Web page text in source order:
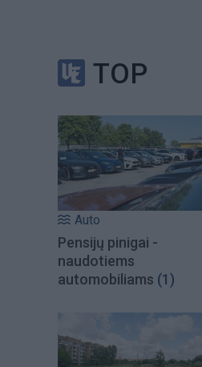
TOP
Auto
Pensijų pinigai -
naudotiems
automobiliams (1)